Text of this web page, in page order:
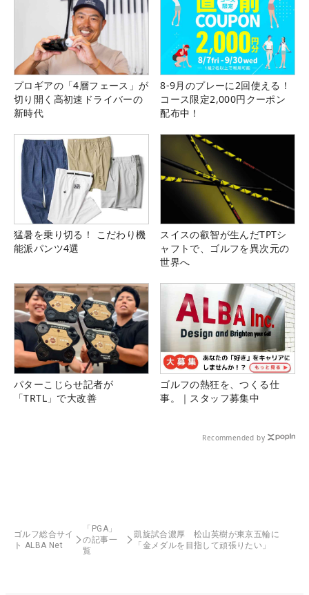
プロギアの「4層フェース」が
切り開く高初速ドライバーの
新時代
8-9月のプレーに2回使える！
コース限定2,000円クーポン
配布中！
猛暑を乗り切る！ こだわり機
能派パンツ4選
スイスの叡智が生んだTPTシ
ャフトで、ゴルフを異次元の
世界へ
パターこじらせ記者が
「TRTL」で大改善
ゴルフの熱狂を、つくる仕
事。｜スタッフ募集中
Recommended by
ゴルフ総合サイ
ト ALBA Net
「PGA」
の記事一
覧
凱旋試合濃厚 松山英樹が東京五輪に
「金メダルを目指して頑張りたい」